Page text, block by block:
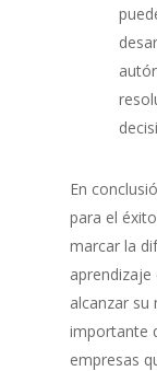
En
para el
marcar la
alcanzar su
importante
empresas